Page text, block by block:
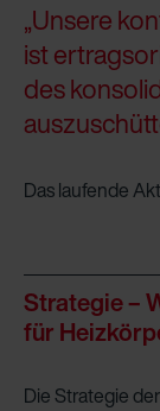
„Unsere
ist
des
Das laufende
Strategie –
für
Die Strategie